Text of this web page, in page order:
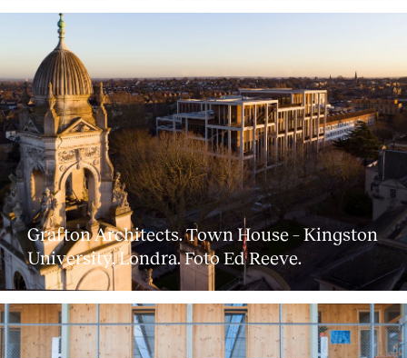
Grafton Architects. Town House – Kingston
University, Londra. Foto Ed Reeve.